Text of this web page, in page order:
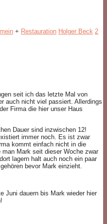
+ Restauration Holger Beck 2
seit ich das letzte Mal von
auch nicht viel passiert. Allerdings
Firma die hier unser Haus
Dauer sind inzwischen 12!
immer noch. Es ist zwar
kommt einfach nicht in die
Mark seit dieser Woche zwar
lagern halt auch noch ein paar
bevor Mark einzieht.
Juni dauern bis Mark wieder hier